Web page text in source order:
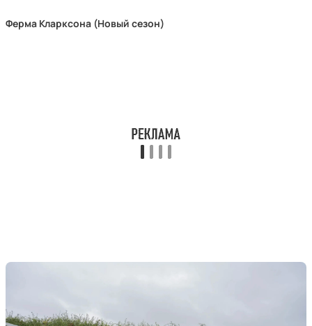
Ферма Кларксона (Новый сезон)